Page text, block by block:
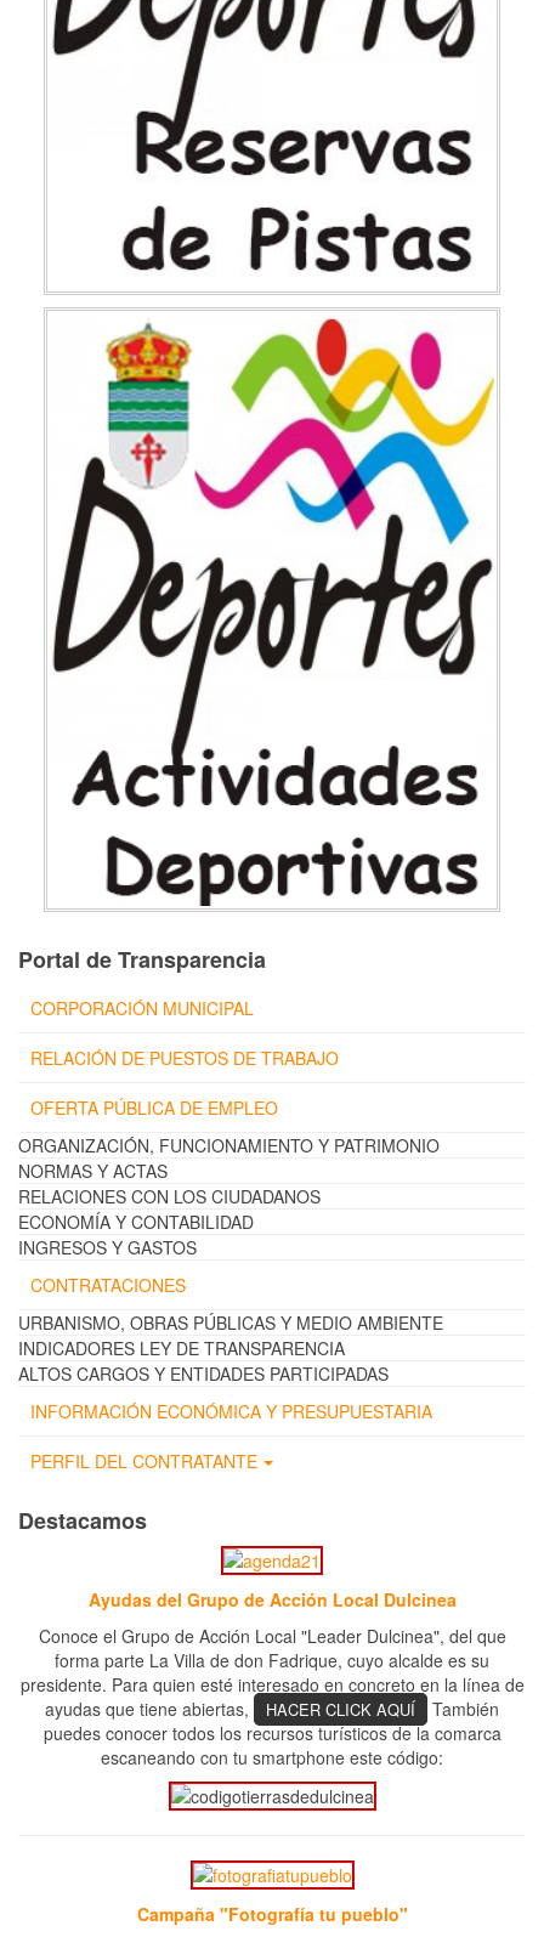
Portal de Transparencia
CORPORACIÓN MUNICIPAL
RELACIÓN DE PUESTOS DE TRABAJO
OFERTA PÚBLICA DE EMPLEO
ORGANIZACIÓN, FUNCIONAMIENTO Y PATRIMONIO
NORMAS Y ACTAS
RELACIONES CON LOS CIUDADANOS
ECONOMÍA Y CONTABILIDAD
INGRESOS Y GASTOS
CONTRATACIONES
URBANISMO, OBRAS PÚBLICAS Y MEDIO AMBIENTE
INDICADORES LEY DE TRANSPARENCIA
ALTOS CARGOS Y ENTIDADES PARTICIPADAS
INFORMACIÓN ECONÓMICA Y PRESUPUESTARIA
PERFIL DEL CONTRATANTE
Destacamos
Ayudas del Grupo de Acción Local Dulcinea
Conoce el Grupo de Acción Local "Leader Dulcinea", del que
forma parte La Villa de don Fadrique, cuyo alcalde es su
presidente. Para quien esté interesado en concreto en la línea de
ayudas que tiene abiertas,
HACER CLICK AQUÍ
También
puedes conocer todos los recursos turísticos de la comarca
escaneando con tu smartphone este código:
Campaña "Fotografía tu pueblo"